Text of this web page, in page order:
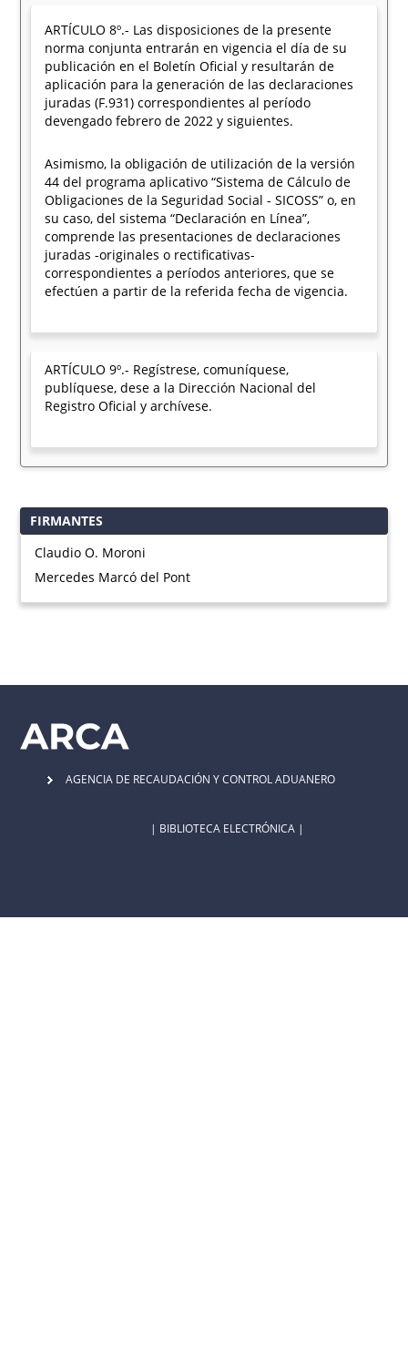
ARTÍCULO 8º.- Las disposiciones de la presente
norma conjunta entrarán en vigencia el día de su
publicación en el Boletín Oficial y resultarán de
aplicación para la generación de las declaraciones
juradas (F.931) correspondientes al período
devengado febrero de 2022 y siguientes.
Asimismo, la obligación de utilización de la versión
44 del programa aplicativo “Sistema de Cálculo de
Obligaciones de la Seguridad Social - SICOSS” o, en
su caso, del sistema “Declaración en Línea”,
comprende las presentaciones de declaraciones
juradas -originales o rectificativas-
correspondientes a períodos anteriores, que se
efectúen a partir de la referida fecha de vigencia.
ARTÍCULO 9º.- Regístrese, comuníquese,
publíquese, dese a la Dirección Nacional del
Registro Oficial y archívese.
FIRMANTES
Claudio O. Moroni
Mercedes Marcó del Pont
AGENCIA DE RECAUDACIÓN Y CONTROL ADUANERO
| BIBLIOTECA ELECTRÓNICA |